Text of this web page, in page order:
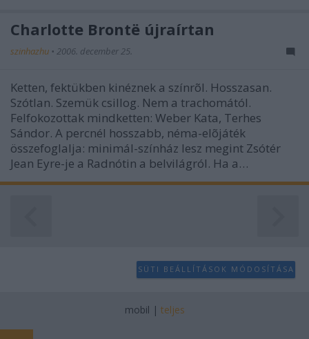
Charlotte Brontë újraírtan
szinhazhu • 2006. december 25.
Ketten, fektükben kinéznek a színrõl. Hosszasan.
Szótlan. Szemük csillog. Nem a trachomától.
Felfokozottak mindketten: Weber Kata, Terhes
Sándor. A percnél hosszabb, néma-elõjáték
összefoglalja: minimál-színház lesz megint Zsótér
Jean Eyre-je a Radnótin a belvilágról. Ha a…
SÜTI BEÁLLÍTÁSOK MÓDOSÍTÁSA
mobil | teljes